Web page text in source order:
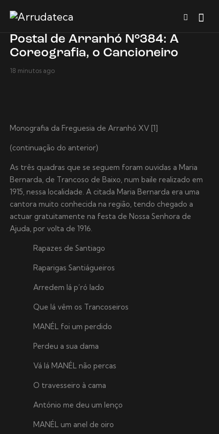
Postal de Arranhó N°384: A
Coreografia, o Cancioneiro
18 minutos ago
Monografia da Freguesia de Arranhó XV [1]
(continuação do anterior)
As três quadras que se seguem foram ouvidas a Maria
Bernarda, de Trancoso de Baixo, num baile realizado em
1915, nessa localidade. A citada Maria Bernarda era uma
cantora muito conhecida na região, tendo chegado a
actuar gratuitamente na festa de Nossa Senhora de
Ajuda, por volta de 1916.
Rapazes de Santiago
Raparigas Santiágueiros
Arredem lá p’ró lado
Que lá vêm os Trancoseiros
MANÉL foi um perdido
Perdeu a sua dama
Vá lá MANÉL não percas
O travesseiro à cama
António me deu um lenço
MANÉL um anel de oiro